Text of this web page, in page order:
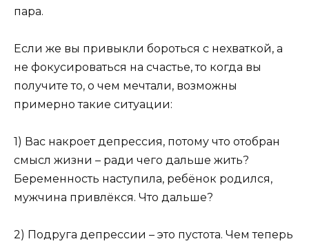
пара.
Если же вы привыкли бороться с нехваткой, а
не фокусироваться на счастье, то когда вы
получите то, о чем мечтали, возможны
примерно такие ситуации:
1) Вас накроет депрессия, потому что отобран
смысл жизни – ради чего дальше жить?
Беременность наступила, ребёнок родился,
мужчина привлёкся. Что дальше?
2) Подруга депрессии – это пустота. Чем теперь